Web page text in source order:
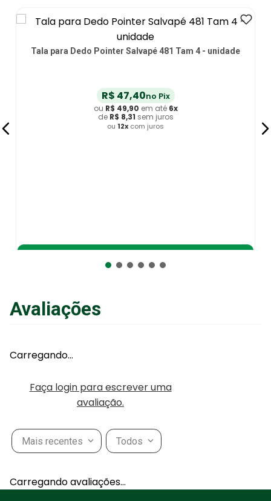
Tala para Dedo Pointer Salvapé 481 Tam 4 - unidade
R$ 47,40no Pix
ou R$ 49,90 em até 6x
de R$ 8,31 sem juros
ou 12x com juros
Avaliações
Carregando…
Faça login para escrever uma
avaliação.
Mais recentes Todos
Carregando avaliações…